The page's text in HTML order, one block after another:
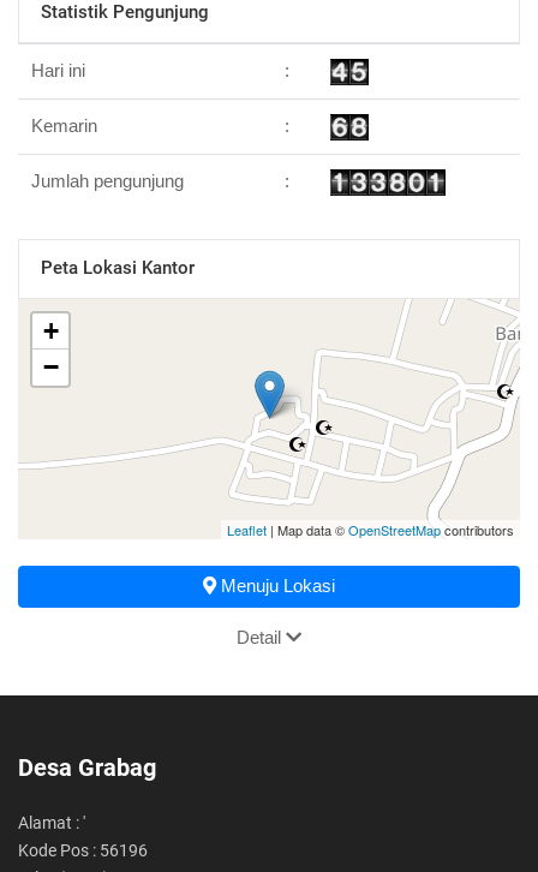
Statistik Pengunjung
Hari ini :
Kemarin :
Jumlah pengunjung :
Peta Lokasi Kantor
+
−
Leaflet | Map data ©OpenStreetMapcontributors
Menuju Lokasi
Detail
Desa Grabag
Alamat : '
Kode Pos : 56196